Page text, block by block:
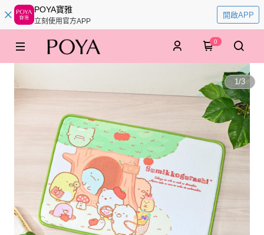
POYA寶雅
立刻使用官方APP
開啟APP
0
1/3